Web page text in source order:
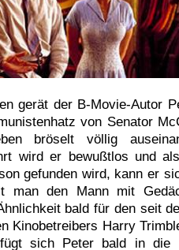
gerät der B-Movie-Autor
von Senator
bröselt völlig
wird er bewußtlos und
gefunden wird, kann er
man den Mann mit
bald für den seit
Kinobetreibers Harry
fügt sich Peter bald in die